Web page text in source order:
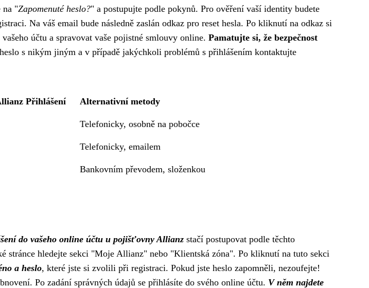
na "Zapomenuté heslo?" a postupujte podle pokynů. Pro ověření vaší identity budete
Na váš email bude následně zaslán odkaz pro reset hesla. Po kliknutí na odkaz si
účtu a spravovat vaše pojistné smlouvy online. Pamatujte si, že bezpečnost
s nikým jiným a v případě jakýchkoli problémů s přihlášením kontaktujte
Přihlášení Alternativní metody
Telefonicky, osobně na pobočce
Telefonicky, emailem
Bankovním převodem, složenkou
do vašeho online účtu u pojišťovny Allianz stačí postupovat podle těchto
stránce hledejte sekci "Moje Allianz" nebo "Klientská zóna". Po kliknutí na tuto sekci
a heslo, které jste si zvolili při registraci. Pokud jste heslo zapomněli, nezoufejte!
Po zadání správných údajů se přihlásíte do svého online účtu. V něm najdete